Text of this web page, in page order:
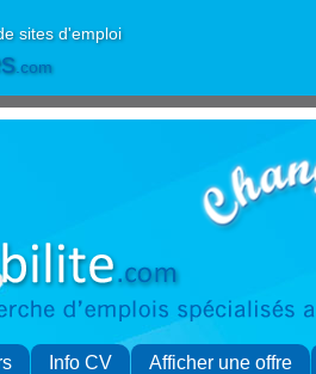
sites d'emploi
.com
Info CV Afficher une offre